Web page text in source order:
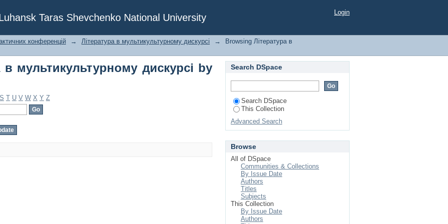
Taras Shevchenko National University
мультикультурному дискурсі by Subject Login
конференцій → Література в мультикультурному дискурсі →
Browsing Література в
мультикультурному дискурсі by
S T U V W X Y Z
Search DSpace
Search DSpace
This Collection
Advanced Search
Browse
All of DSpace
Communities & Collections
By Issue Date
Authors
Titles
Subjects
This Collection
By Issue Date
Authors